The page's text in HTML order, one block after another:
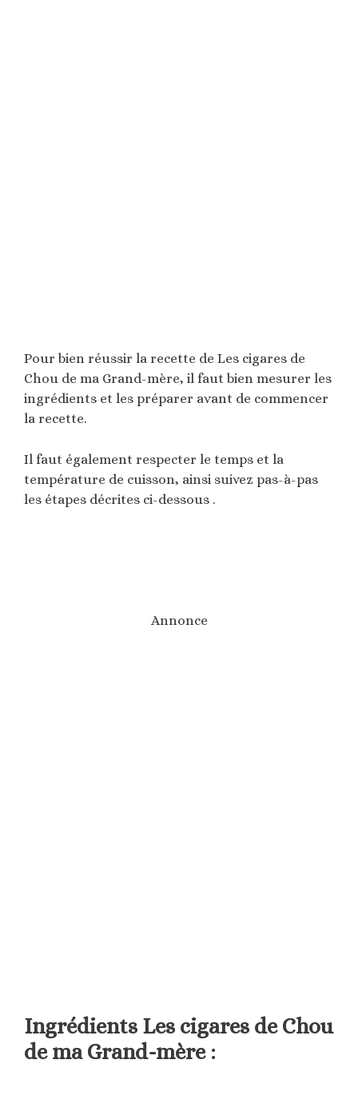
Pour bien réussir la recette de Les cigares de
Chou de ma Grand-mère, il faut bien mesurer les
ingrédients et les préparer avant de commencer
la recette.
Il faut également respecter le temps et la
température de cuisson, ainsi suivez pas-à-pas
les étapes décrites ci-dessous .
Annonce
Ingrédients Les cigares de Chou
de ma Grand-mère :